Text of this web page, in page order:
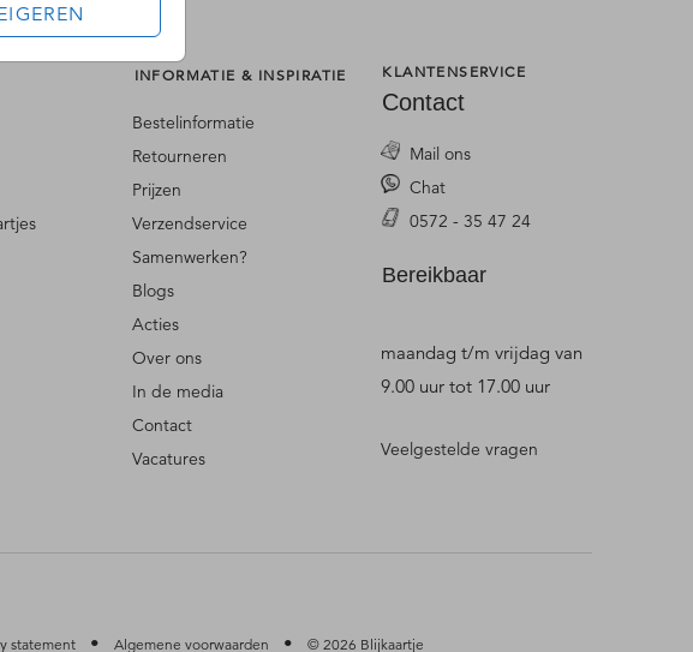
INFORMATIE & INSPIRATIE
Bestelinformatie
Retourneren
Prijzen
Verzendservice
Samenwerken?
Blogs
Acties
Over ons
In de media
Contact
Vacatures
KLANTENSERVICE
Contact
Mail ons
Chat
0572 - 35 47 24
Bereikbaar
maandag t/m vrijdag van
9.00 uur tot 17.00 uur
Veelgestelde vragen
statement • Algemene voorwaarden • © 2026 Blijkaartje